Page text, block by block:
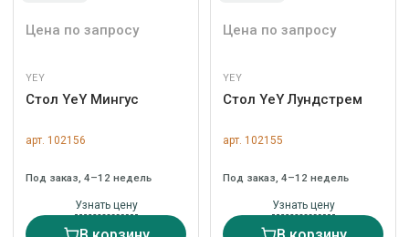
Цена по запросу
YEY
Стол YeY Мингус
арт. 102156
Под заказ, 4–12 недель
Узнать цену
Цена по запросу
YEY
Стол YeY Лундстрем
арт. 102155
Под заказ, 4–12 недель
Узнать цену